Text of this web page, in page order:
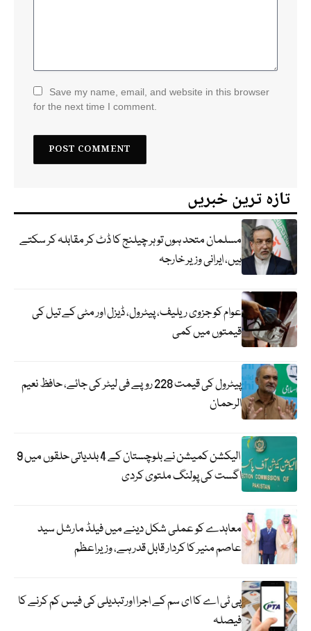
Save my name, email, and website in this browser
for the next time I comment.
تازہ ترین خبریں
مسلمان متحد ہوں تو ہر چیلنج کا ڈٹ کر مقابلہ کر سکتے
ہیں، ایرانی وزیر خارجہ
عوام کو جزوی ریلیف، پیٹرول، ڈیزل اور مٹی کے تیل کی
قیمتوں میں کمی
پیٹرول کی قیمت 228 روپے فی لیٹر کی جائے، حافظ نعیم
الرحمان
الیکشن کمیشن نے بلوچستان کے 4 بلدیاتی حلقوں میں 9
اگست کی پولنگ ملتوی کردی
معاہدے کو عملی شکل دینے میں فیلڈ مارشل سید
عاصم منیر کا کردار قابل قدر ہے، وزیراعظم
پی ٹی اے کا ای سم کے اجرا اور تبدیلی کی فیس کم کرنے کا
فیصلہ